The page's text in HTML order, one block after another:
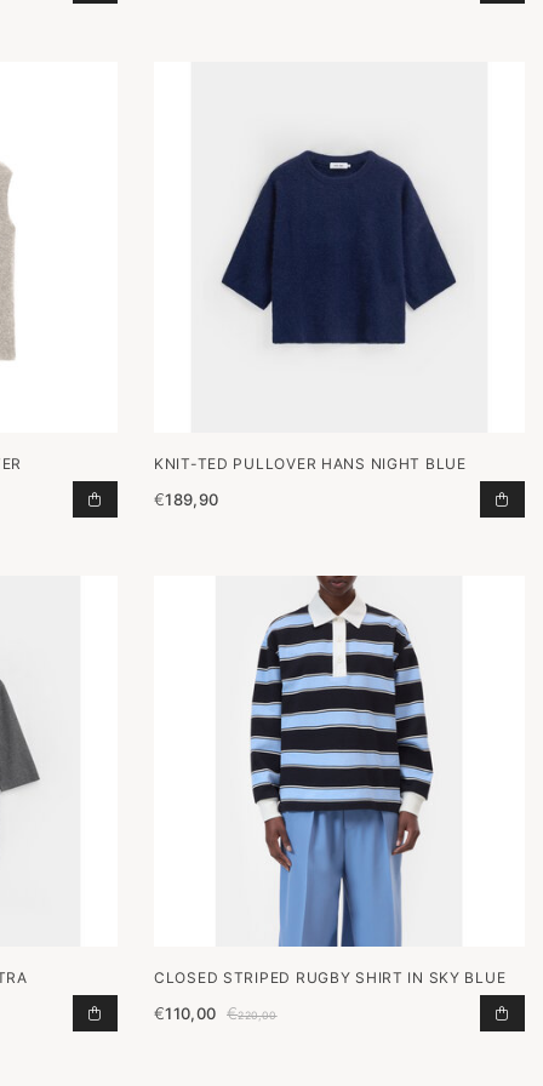
AAN WINKELWAGENSPENCER OYSTER TOEVOEGEN AAN WINKELWAGEN
KNIT-TED PULLOVER HANS NIGHT BLUE
€189,90
AAN WINKELWAGENPULLOVER MOLLY ANTRA TOEVOEGEN AAN
CLOSED STRIPED RUGBY SHIRT IN SKY BLUE
€110,00 €220,00